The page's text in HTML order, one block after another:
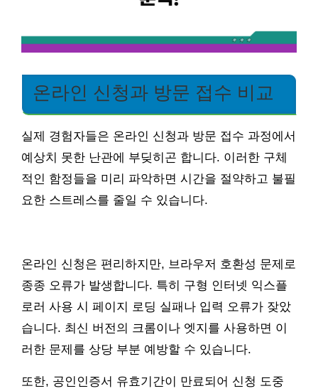
온라인 신청과 방문 접수 비교
실제 경험자들은 온라인 신청과 방문 접수 과정에서
예상치 못한 난관에 부딪히곤 합니다. 이러한 구체
적인 함정들을 미리 파악하면 시간을 절약하고 불필
요한 스트레스를 줄일 수 있습니다.
온라인 신청은 편리하지만, 브라우저 호환성 문제로
종종 오류가 발생합니다. 특히 구형 인터넷 익스플
로러 사용 시 페이지 로딩 실패나 입력 오류가 잦았
습니다. 최신 버전의 크롬이나 엣지를 사용하면 이
러한 문제를 상당 부분 예방할 수 있습니다.
또한, 공인인증서 유효기간이 만료되어 신청 도중